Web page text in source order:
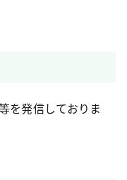
を発信しておりま